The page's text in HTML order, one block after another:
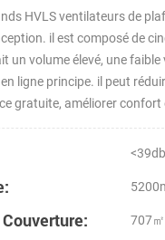
HVLS ventilateurs de
il est composé de
un volume élevé, une
ligne principe. il peut
gratuite, améliorer
<39db
707㎡